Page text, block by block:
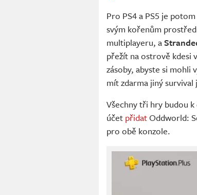
Pro PS4 a PS5 je
svým kořenům
multiplayeru, a
přežít na ostrově kdesi
zásoby, abyste si
mít zdarma jiný survival
Všechny tři hry budou k
účet přidatOddworld:
pro obě konzole.